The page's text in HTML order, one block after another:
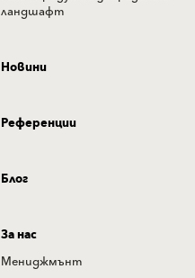
ландшафт
Новини
Референции
Блог
За нас
Мениджмънт